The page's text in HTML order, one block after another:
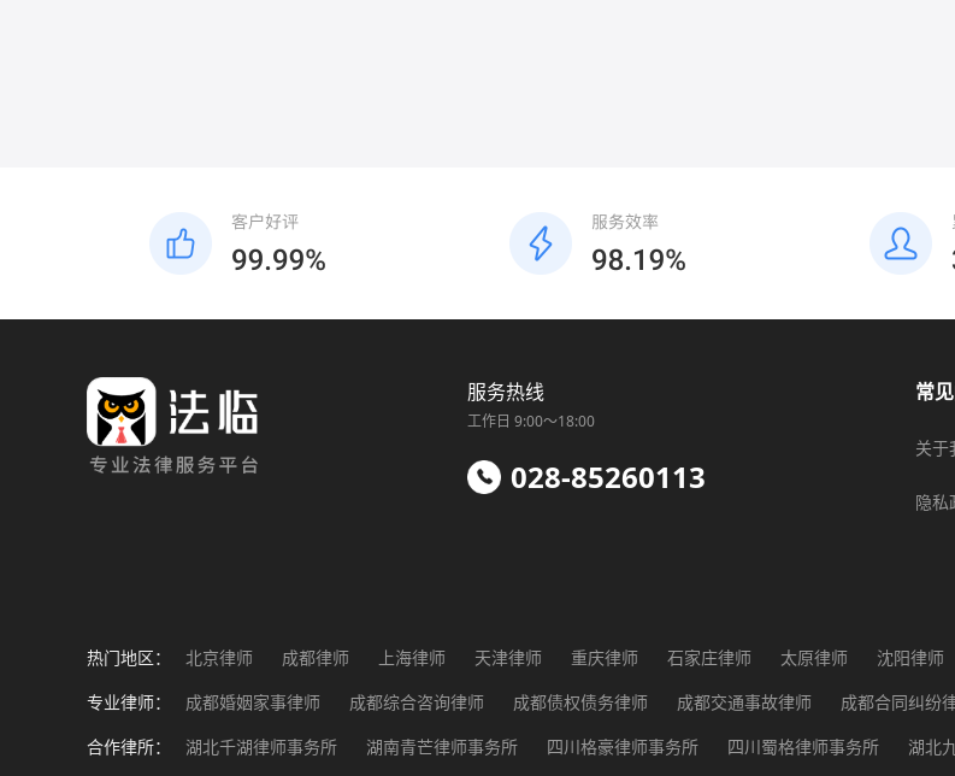
服务热线
工作日 9:00～18:00
028-85260113
常
关于
隐私
热门地区： 北京律师 成都律师 上海律师 天津律师 重庆律师 石家庄律师 太原律师 沈阳律师
福州律师
南昌律师 济南律师 郑州律师 广州律师 长沙律师 武汉律师 贵阳律师
专业律师：
成都婚姻家事律师 成都综合咨询律师 成都债权债务律师 成都交通事故律师 成都合同纠纷
成都工伤事故律师
成都企业法务律师 成都征地纠纷律师 成都医疗纠纷律师 成都行政纠纷
合作律所：
湖北千湖律师事务所 湖南青芒律师事务所 四川格豪律师事务所 四川蜀格律师事务所 湖北